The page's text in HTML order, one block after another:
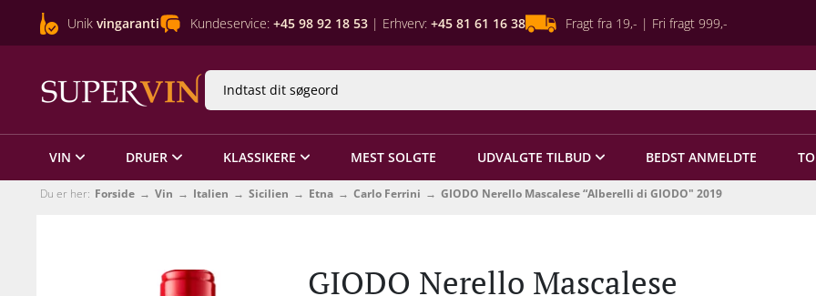
Unik vingaranti Kundeservice: +45 98 92 18 53 | Erhverv: +45 81 61 16 38 Fragt fra 19,- | Fri fragt 999,-
VIN DRUER KLASSIKERE MEST SOLGTE UDVALGTE TILBUD BEDST ANMELDTE
Du er her: Forside Vin Italien Sicilien Etna Carlo Ferrini GIODO Nerello Mascalese “Alberelli di GIODO" 2019
GIODO Nerello Mascalese